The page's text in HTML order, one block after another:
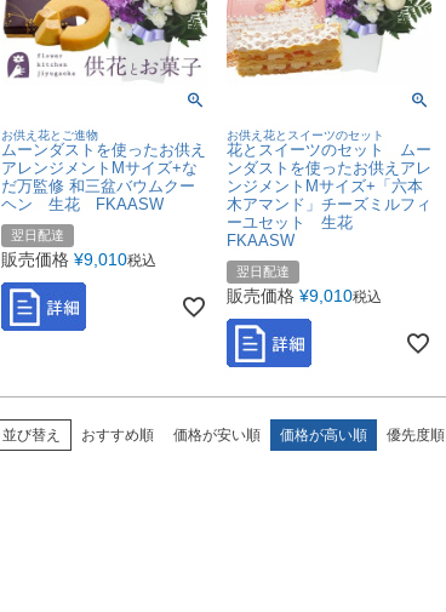
お供え花とご進物
ムーンダストを使ったお供え
アレンジメントMサイズ+な
だ万監修 和三盆バウムクー
ヘン 生花 FKAASW
翌日配達
販売価格 ¥9,010税込
お供え花とスイーツのセット
花とスイーツのセット ムー
ンダストを使ったお供えアレ
ンジメントMサイズ+「六本
木アマンド」チーズミルフィ
ーユセット 生花
FKAASW
翌日配達
販売価格 ¥9,010税込
並び替え おすすめ順 価格が安い順 価格が高い順 優先度順